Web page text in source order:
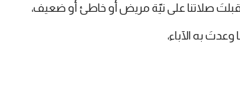
صلاتنا على نيّة مريض أو خاطئ أو ضعيف،
به الآباء،